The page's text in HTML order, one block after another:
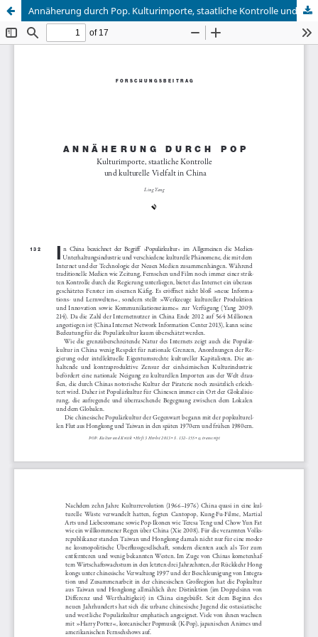
Annäherung durch Pop. Kulturimporte, staatliche Kontrolle und kulturelle Vielfalt in China